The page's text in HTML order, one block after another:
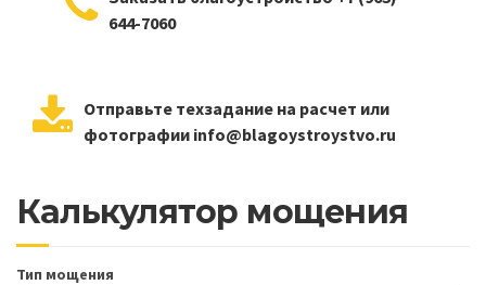
644-7060
Отправьте техзадание на расчет или
фотографии info@blagoystroystvo.ru
Калькулятор мощения
Тип мощения